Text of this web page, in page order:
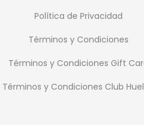
Política de Privacidad
Términos y Condiciones
Términos y Condiciones Gift
Términos y Condiciones Club